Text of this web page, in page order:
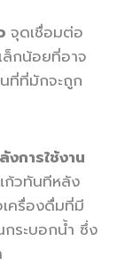
จุดเชื่อมต่อ
ล็กน้อยที่อาจ
ที่ที่มักจะถูก
การใช้งาน
ก้วทันทีหลัง
ครื่องดื่มที่มี
กระบอกน้ำ ซึ่ง